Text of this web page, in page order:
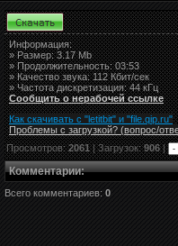
Информация:
»Размер:3.17 Mb
» Продолжительность: 03:53
» Качество звука: 112 Кбит/сек
» Частота дискретизация: 44 кГц
Сообщить о нерабочей ссылке
Как скачивать с "letitbit" и "file.qip.ru"
Проблемы с загрузкой? (вопрос/
Просмотров:2061| Загрузок:906|
Комментарии:
Всего комментариев: 0